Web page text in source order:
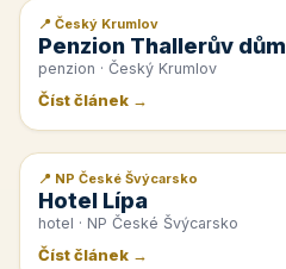
📰 PR článek
📍 Český Krumlov
Penzion Thallerův dům
penzion · Český Krumlov
Číst článek →
📰 PR článek
📍 NP České Švýcarsko
Hotel Lípa
hotel · NP České Švýcarsko
Číst článek →